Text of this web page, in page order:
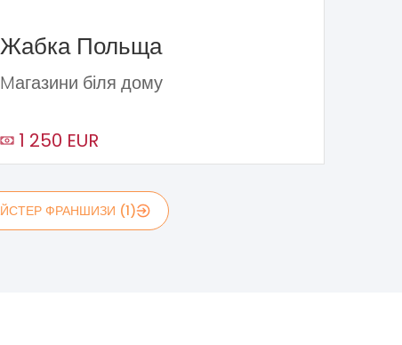
Жабка Польща
Mагазини біля дому
1 250 EUR
ФРАНШИЗИ (1)